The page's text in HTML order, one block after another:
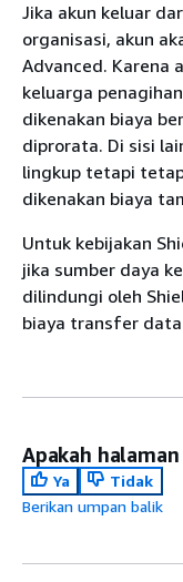
Jika akun keluar
organisasi, akun
Advanced. Karena
keluarga
dikenakan biaya
diprorata. Di sisi
lingkup tetapi
dikenakan biaya
Untuk kebijakan
jika sumber daya
dilindungi oleh
biaya transfer
Apakah
Ya
Tidak
Berikan umpan balik